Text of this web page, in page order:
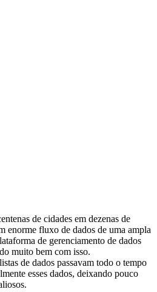
de cidades em dezenas de
enorme fluxo de dados de uma ampla
de gerenciamento de dados
muito bem com isso.
de dados passavam todo o tempo
esses dados, deixando pouco